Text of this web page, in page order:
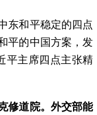
东和平稳定的四点
平的中国方案，发
平主席四点主张精
修道院。外交部能